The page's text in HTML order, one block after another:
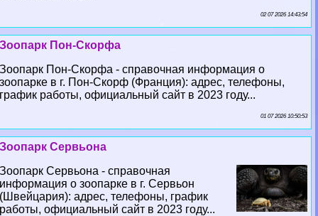
02 07 2026 14:43:54
Зоопарк Пон-Скорфа
Зоопарк Пон-Скорфа - справочная информация о
зоопарке в г. Пон-Скорф (Франция): адрес, телефоны,
график работы, официальный сайт в 2023 году...
01 07 2026 10:50:53
Зоопарк Сервьона
Зоопарк Сервьона - справочная
информация о зоопарке в г. Сервьон
(Швейцария): адрес, телефоны, график
работы, официальный сайт в 2023 году...